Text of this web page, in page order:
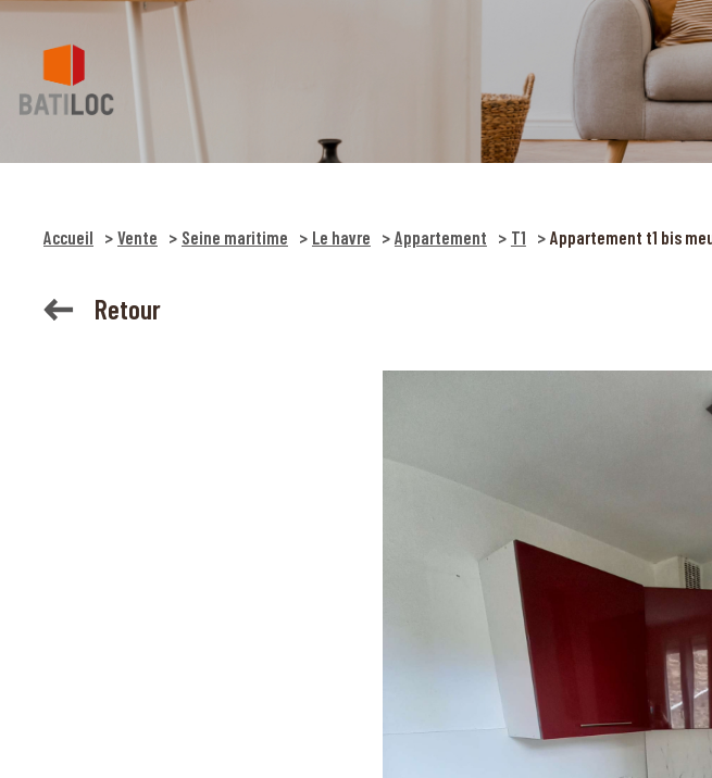
Accueil Vente Seine maritime Le havre Appartement T1 Appartement t1 bis
Retour